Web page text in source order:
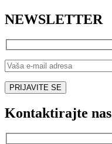
NEWSLETTER
Kontaktirajte nas